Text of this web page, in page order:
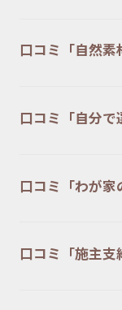
口コミ「自然素
口コミ「自分で
口コミ「わが家
口コミ「施主支